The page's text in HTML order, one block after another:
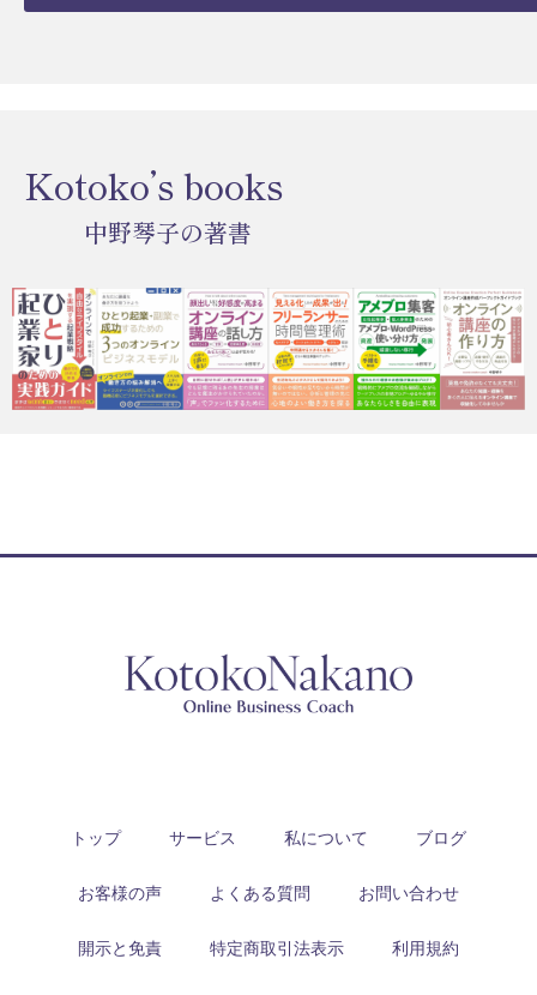
Kotoko’s books
中野琴子の著書
トップ サービス 私について ブログ
お客様の声 よくある質問 お問い合わせ
開示と免責 特定商取引法表示 利用規約